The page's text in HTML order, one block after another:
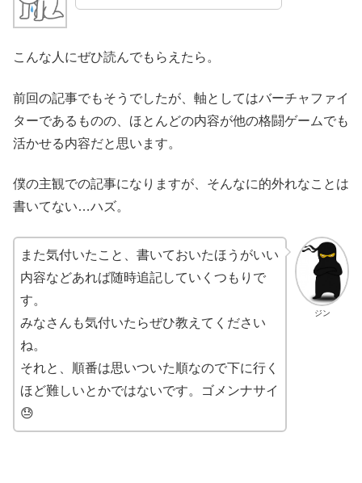
こんな人にぜひ読んでもらえたら。
前回の記事でもそうでしたが、軸としてはバーチャファイ
ターであるものの、ほとんどの内容が他の格闘ゲームでも
活かせる内容だと思います。
僕の主観での記事になりますが、そんなに的外れなことは
書いてない…ハズ。
ジン
また気付いたこと、書いておいたほうがいい
内容などあれば随時追記していくつもりで
す。
みなさんも気付いたらぜひ教えてください
ね。
それと、順番は思いついた順なので下に行く
ほど難しいとかではないです。ゴメンナサイ
😓